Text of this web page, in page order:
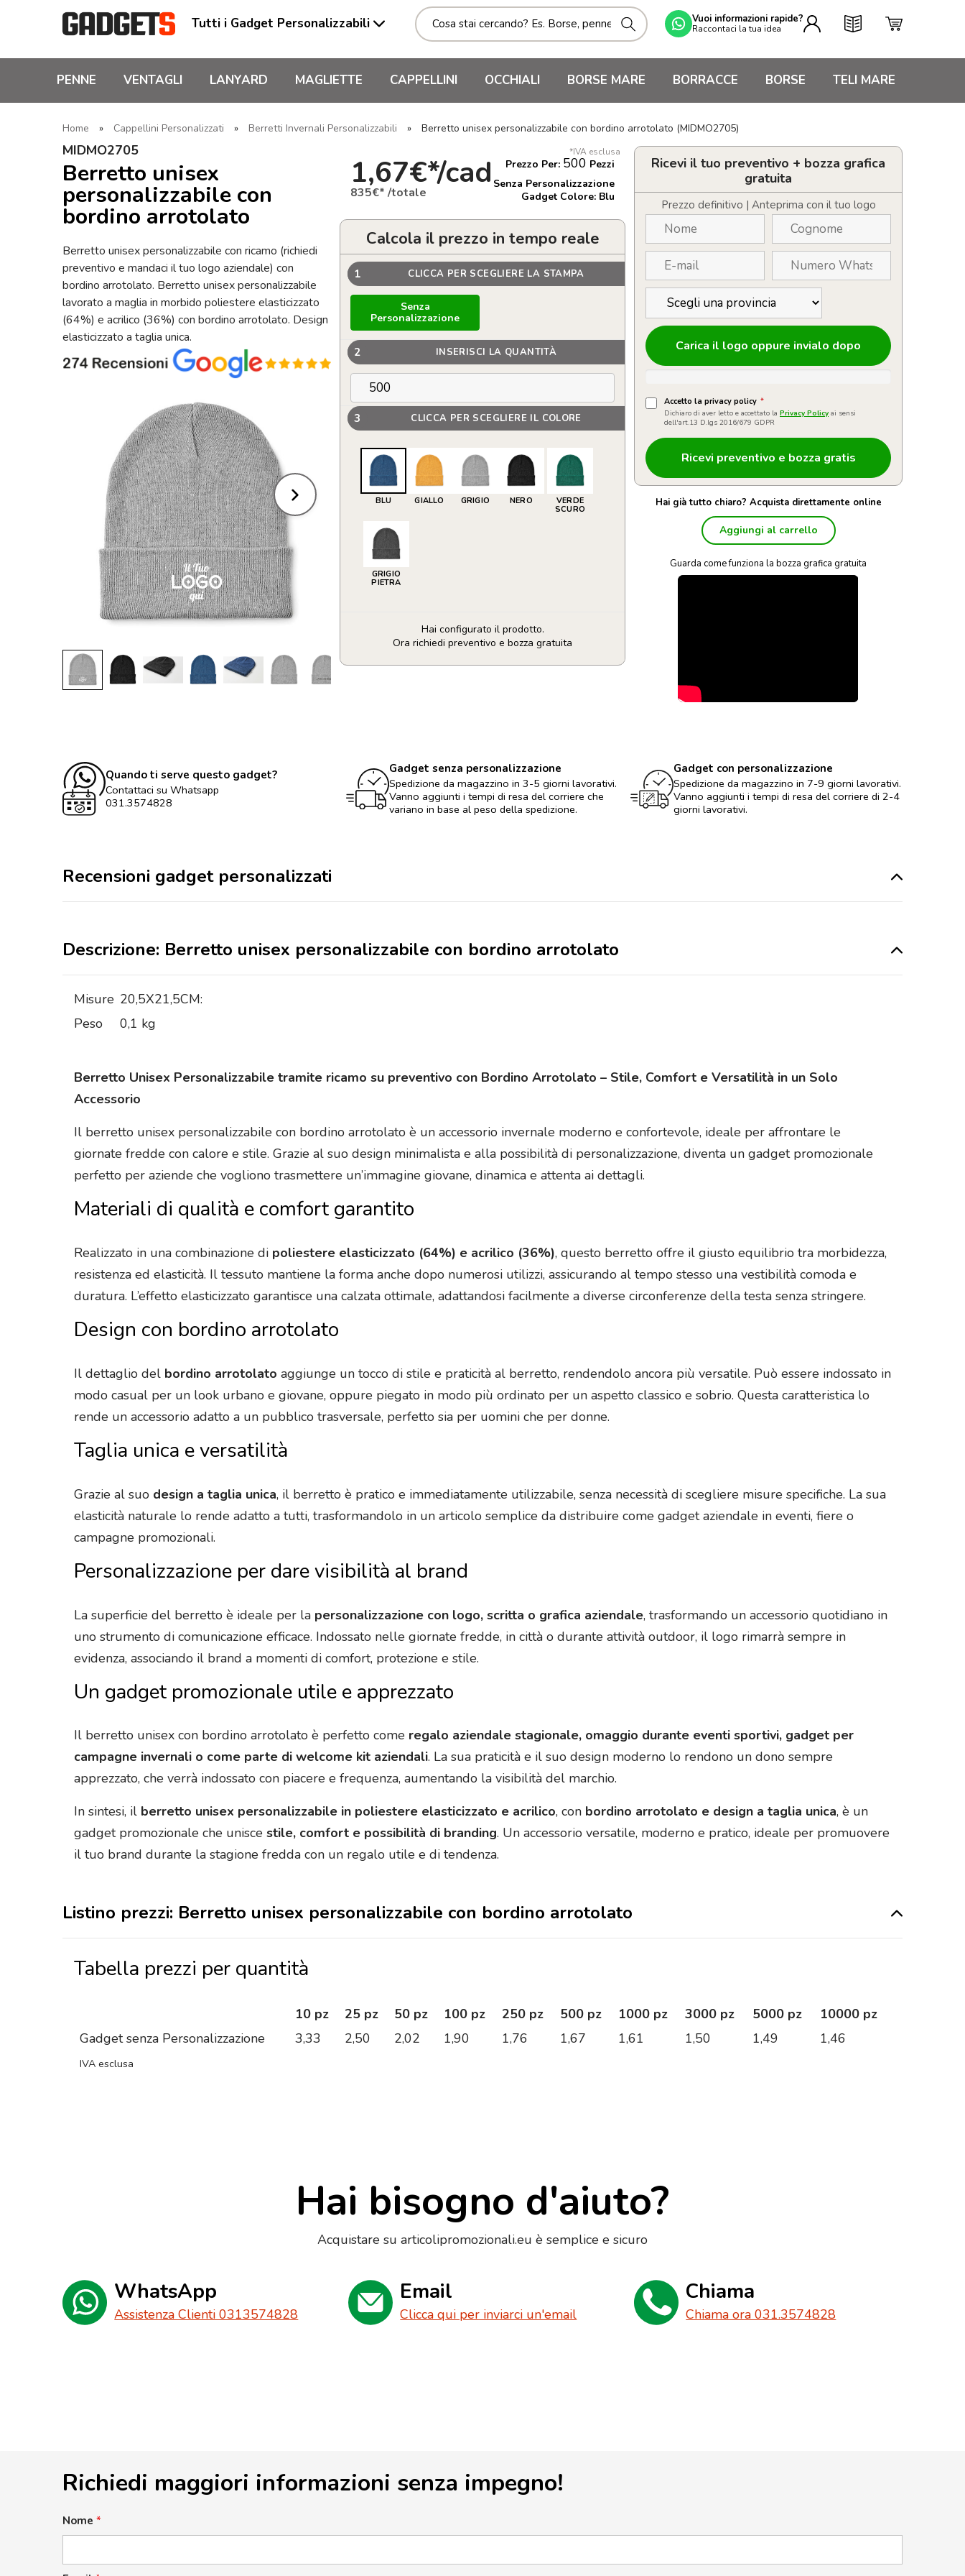
Tutti i Gadget Personalizzabili Vuoi informazioni rapide?
Raccontaci la tua idea
PENNE VENTAGLI LANYARD MAGLIETTE CAPPELLINI OCCHIALI BORSE MARE BORRACCE BORSE TELI MARE
Home » Cappellini Personalizzati » Berretti Invernali Personalizzabili » Berretto unisex personalizzabile con bordino arrotolato (MIDMO2705)
MIDMO2705
Berretto unisex
personalizzabile con
bordino arrotolato
Berretto unisex personalizzabile con ricamo (richiedi
preventivo e mandaci il tuo logo aziendale) con
bordino arrotolato. Berretto unisex personalizzabile
lavorato a maglia in morbido poliestere elasticizzato
(64%) e acrilico (36%) con bordino arrotolato. Design
elasticizzato a taglia unica.
*IVA esclusa
1,67€*/cad
835€* /totale
Prezzo Per: 500 Pezzi
Senza Personalizzazione
Gadget Colore: Blu
Calcola il prezzo in tempo reale
1 CLICCA PER SCEGLIERE LA STAMPA
Senza
Personalizzazione
2 INSERISCI LA QUANTITÀ
3 CLICCA PER SCEGLIERE IL COLORE
BLU GIALLO GRIGIO NERO
VERDE
SCURO
GRIGIO
PIETRA
Hai configurato il prodotto.
Ora richiedi preventivo e bozza gratuita
Berretto
Ricevi il tuo preventivo + bozza grafica
gratuita
Prezzo definitivo | Anteprima con il tuo logo
Carica il logo oppure invialo dopo
Accetto la privacy policy *
Dichiaro di aver letto e accettato la Privacy Policy ai sensi
dell'art.13 D.lgs 2016/679 GDPR
Hai già tutto chiaro? Acquista direttamente online
Aggiungi al carrello
Guarda come funziona la bozza grafica gratuita
Quando ti serve questo gadget?
Contattaci su Whatsapp
031.3574828
Gadget senza personalizzazione
Spedizione da magazzino in 3-5 giorni lavorativi.
Vanno aggiunti i tempi di resa del corriere che
variano in base al peso della spedizione.
Gadget con personalizzazione
Spedizione da magazzino in 7-9 giorni lavorativi.
Vanno aggiunti i tempi di resa del corriere di 2-4
giorni lavorativi.
Recensioni gadget personalizzati
Descrizione: Berretto unisex personalizzabile con bordino arrotolato
Misure 20,5X21,5CM:
Peso
0,1 kg
Berretto Unisex Personalizzabile tramite ricamo su preventivo con Bordino Arrotolato – Stile, Comfort e Versatilità in un Solo
Accessorio
Il berretto unisex personalizzabile con bordino arrotolato è un accessorio invernale moderno e confortevole, ideale per affrontare le
giornate fredde con calore e stile. Grazie al suo design minimalista e alla possibilità di personalizzazione, diventa un gadget promozionale
perfetto per aziende che vogliono trasmettere un’immagine giovane, dinamica e attenta ai dettagli.
Materiali di qualità e comfort garantito
Realizzato in una combinazione di poliestere elasticizzato (64%) e acrilico (36%), questo berretto offre il giusto equilibrio tra morbidezza,
resistenza ed elasticità. Il tessuto mantiene la forma anche dopo numerosi utilizzi, assicurando al tempo stesso una vestibilità comoda e
duratura. L’effetto elasticizzato garantisce una calzata ottimale, adattandosi facilmente a diverse circonferenze della testa senza stringere.
Design con bordino arrotolato
Il dettaglio del bordino arrotolato aggiunge un tocco di stile e praticità al berretto, rendendolo ancora più versatile. Può essere indossato in
modo casual per un look urbano e giovane, oppure piegato in modo più ordinato per un aspetto classico e sobrio. Questa caratteristica lo
rende un accessorio adatto a un pubblico trasversale, perfetto sia per uomini che per donne.
Taglia unica e versatilità
Grazie al suo design a taglia unica, il berretto è pratico e immediatamente utilizzabile, senza necessità di scegliere misure specifiche. La sua
elasticità naturale lo rende adatto a tutti, trasformandolo in un articolo semplice da distribuire come gadget aziendale in eventi, fiere o
campagne promozionali.
Personalizzazione per dare visibilità al brand
La superficie del berretto è ideale per la personalizzazione con logo, scritta o grafica aziendale, trasformando un accessorio quotidiano in
uno strumento di comunicazione efficace. Indossato nelle giornate fredde, in città o durante attività outdoor, il logo rimarrà sempre in
evidenza, associando il brand a momenti di comfort, protezione e stile.
Un gadget promozionale utile e apprezzato
Il berretto unisex con bordino arrotolato è perfetto come regalo aziendale stagionale, omaggio durante eventi sportivi, gadget per
campagne invernali o come parte di welcome kit aziendali. La sua praticità e il suo design moderno lo rendono un dono sempre
apprezzato, che verrà indossato con piacere e frequenza, aumentando la visibilità del marchio.
In sintesi, il berretto unisex personalizzabile in poliestere elasticizzato e acrilico, con bordino arrotolato e design a taglia unica, è un
gadget promozionale che unisce stile, comfort e possibilità di branding. Un accessorio versatile, moderno e pratico, ideale per promuovere
il tuo brand durante la stagione fredda con un regalo utile e di tendenza.
Listino prezzi: Berretto unisex personalizzabile con bordino arrotolato
Tabella prezzi per quantità
10 pz 25 pz 50 pz 100 pz 250 pz 500 pz 1000 pz 3000 pz 5000 pz
10000 pz
Gadget senza Personalizzazione
3,33 2,50 2,02 1,90 1,76 1,67 1,61 1,50 1,49 1,46
IVA esclusa
Hai bisogno d'aiuto?
Acquistare su articolipromozionali.eu è semplice e sicuro
WhatsApp
Assistenza Clienti 0313574828
Email
Clicca qui per inviarci un'email
Chiama
Chiama ora 031.3574828
Richiedi maggiori informazioni senza impegno!
Nome *